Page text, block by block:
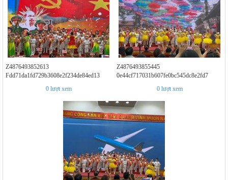
Z4876493852613
Fdd71da1fd729b3608e2f234de84ed13
0lượt xem
Z4876493855445
0e44cf717031b607fe0bc545dc8e2fd7
0lượt xem